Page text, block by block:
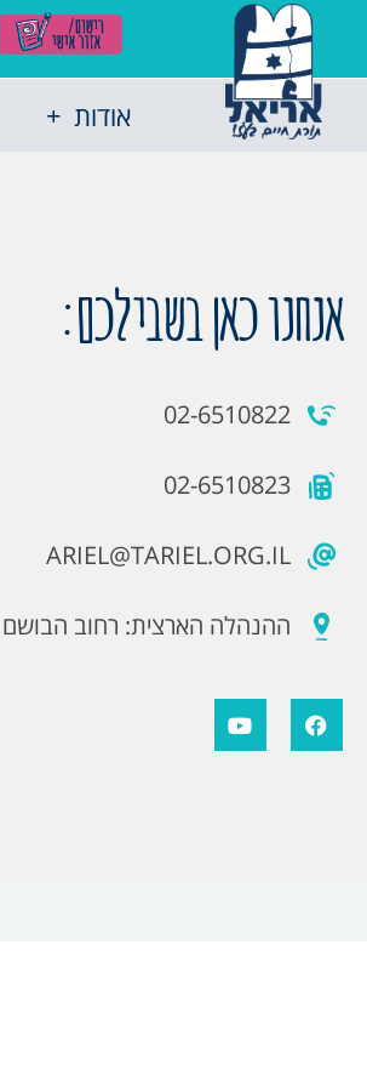
אודות
אנחנו כאן בשבילכם:
02-6510822
02-6510823
ARIEL@TARIEL.ORG.IL
ההנהלה הארצית: רחוב הבושם 11, גילה ירושלים